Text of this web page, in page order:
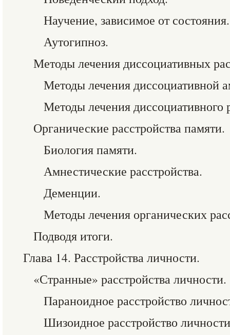
Научение, зависимое от состояния.
Аутогипноз.
Методы лечения диссоциативных
Методы лечения диссоциативной
Методы лечения диссоциативного
Органические расстройства памяти.
Биология памяти.
Амнестические расстройства.
Деменции.
Методы лечения органических
Подводя итоги.
Глава 14. Расстройства личности.
«Странные» расстройства личности.
Параноидное расстройство
Шизоидное расстройство